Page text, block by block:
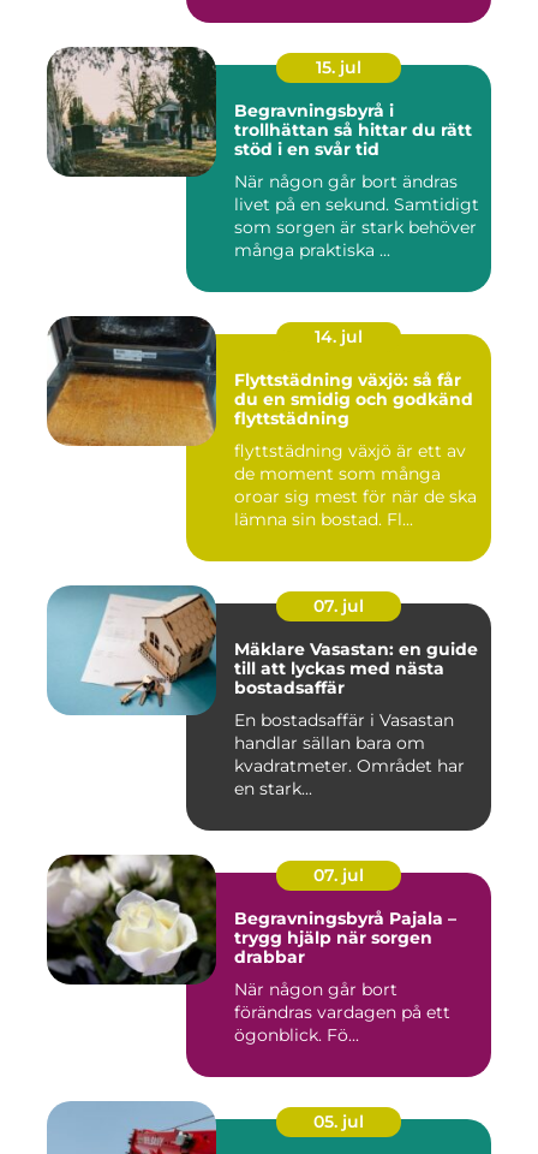
15. jul
Begravningsbyrå i
trollhättan så hittar du rätt
stöd i en svår tid
När någon går bort ändras
livet på en sekund. Samtidigt
som sorgen är stark behöver
många praktiska ...
14. jul
Flyttstädning växjö: så får
du en smidig och godkänd
flyttstädning
flyttstädning växjö är ett av
de moment som många
oroar sig mest för när de ska
lämna sin bostad. Fl...
07. jul
Mäklare Vasastan: en guide
till att lyckas med nästa
bostadsaffär
En bostadsaffär i Vasastan
handlar sällan bara om
kvadratmeter. Området har
en stark...
07. jul
Begravningsbyrå Pajala –
trygg hjälp när sorgen
drabbar
När någon går bort
förändras vardagen på ett
ögonblick. Fö...
05. jul